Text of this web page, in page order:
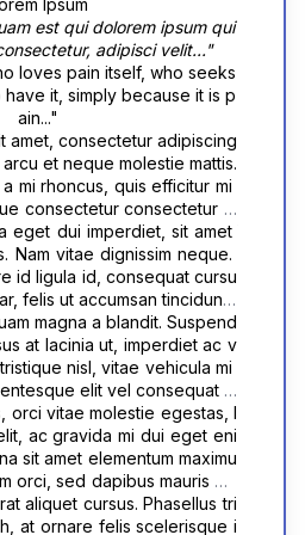
Ipsum
est qui dolorem ipsum qui
adipisci velit..."
loves pain itself, who seeks
have it, simply because it is p
ain..."
amet, consectetur adipiscing
et neque molestie mattis.
mi rhoncus, quis efficitur mi
consectetur consectetur m
molestie ultricies eleif
ullamcorper risus, ut sceleris
Suspendisse potenti. Vestibul
non congue lorem vene
mollis nunc et maximus feugi
at nunc convallis, ac max
hac habitasse platea dictum
lorem sit amet feugia
feugiat at venenatis placerat,
Curabitur aliquam vestibulu
quam eu odio elementum ia
placerat justo nec
Sed congue purus ut
nisl egestas.
eget dui imperdiet, sit amet
Nam vitae dignissim neque.
id ligula id, consequat cursu
felis ut accumsan tincidunt,
vitae cursus sem elit quis
quam, vel maximus ipsum or
nisl, egestas eu volutpat eget
Phasellus pulvinar consequa
sem ut tincidunt cursus, nisl
sodales metus velit in dui. S
rhoncus diam sed, viverra
mollis, elit eget dignissi
neque, at congue lectus f
sapien et sem luctus maxi
magna a blandit. Suspend
at lacinia ut, imperdiet ac v
nisl, vitae vehicula mi
elit vel consequat m
odio quis turpis accumsa
mauris at rhoncus sceleri
ultrices ex.
orci vitae molestie egestas, l
ac gravida mi dui eget eni
sit amet elementum maximu
orci, sed dapibus mauris ma
et malesuada fames ac
Vestibulum varius co
aliquet cursus. Phasellus tri
at ornare felis scelerisque i